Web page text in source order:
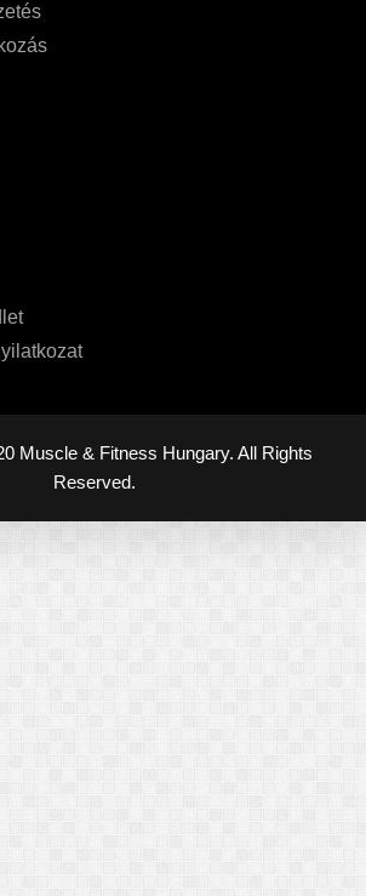
Muscle & Fitness Hungary. All Rights
Reserved.